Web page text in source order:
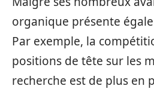
organique présente
Par exemple, la
positions de tête sur les
recherche est de plus en